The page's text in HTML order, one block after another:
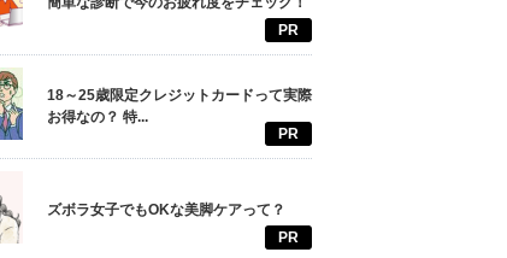
PR
18～25歳限定クレジットカードって実際
お得なの？ 特...
PR
ズボラ女子でもOKな美脚ケアって？
PR